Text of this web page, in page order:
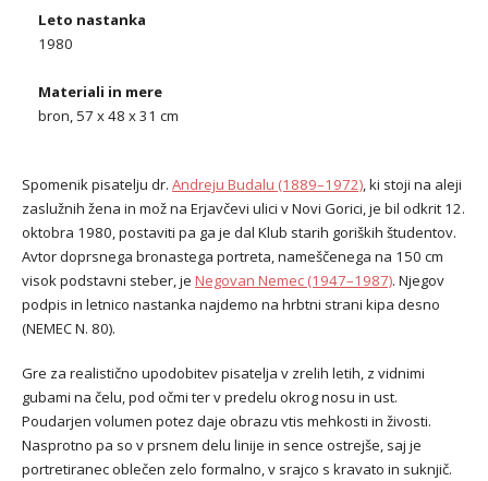
Leto nastanka
1980
Materiali in mere
bron, 57 x 48 x 31 cm
Spomenik pisatelju dr. Andreju Budalu (1889–1972), ki stoji na aleji
zaslužnih žena in mož na Erjavčevi ulici v Novi Gorici, je bil odkrit 12.
oktobra 1980, postaviti pa ga je dal Klub starih goriških študentov.
Avtor doprsnega bronastega portreta, nameščenega na 150 cm
visok podstavni steber, je Negovan Nemec (1947–1987). Njegov
podpis in letnico nastanka najdemo na hrbtni strani kipa desno
(NEMEC N. 80).
Gre za realistično upodobitev pisatelja v zrelih letih, z vidnimi
gubami na čelu, pod očmi ter v predelu okrog nosu in ust.
Poudarjen volumen potez daje obrazu vtis mehkosti in živosti.
Nasprotno pa so v prsnem delu linije in sence ostrejše, saj je
portretiranec oblečen zelo formalno, v srajco s kravato in suknjič.